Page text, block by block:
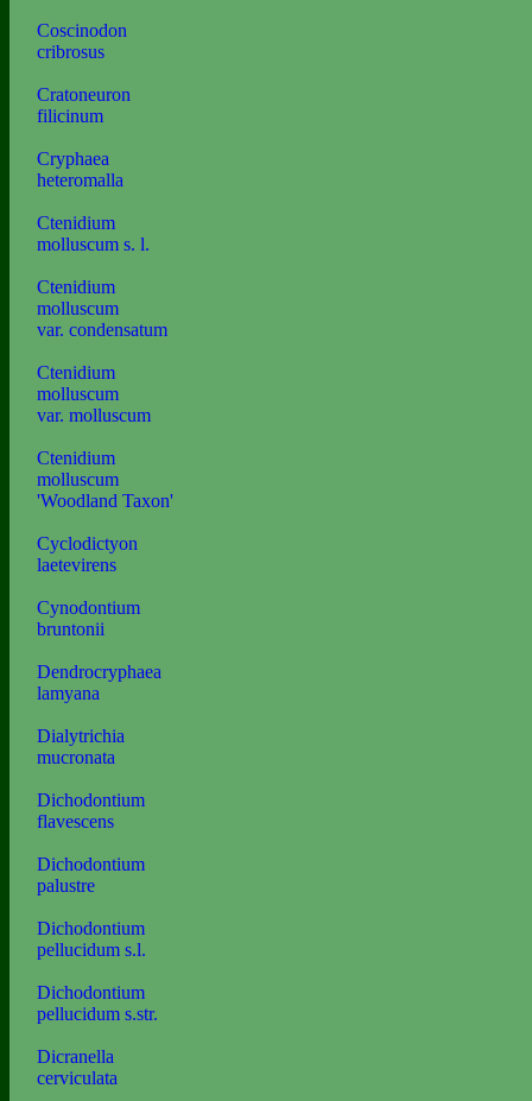
Coscinodon
cribrosus
Cratoneuron
filicinum
Cryphaea
heteromalla
Ctenidium
molluscum s. l.
Ctenidium
molluscum
var. condensatum
Ctenidium
molluscum
var. molluscum
Ctenidium
molluscum
'Woodland Taxon'
Cyclodictyon
laetevirens
Cynodontium
bruntonii
Dendrocryphaea
lamyana
Dialytrichia
mucronata
Dichodontium
flavescens
Dichodontium
palustre
Dichodontium
pellucidum s.l.
Dichodontium
pellucidum s.str.
Dicranella
cerviculata